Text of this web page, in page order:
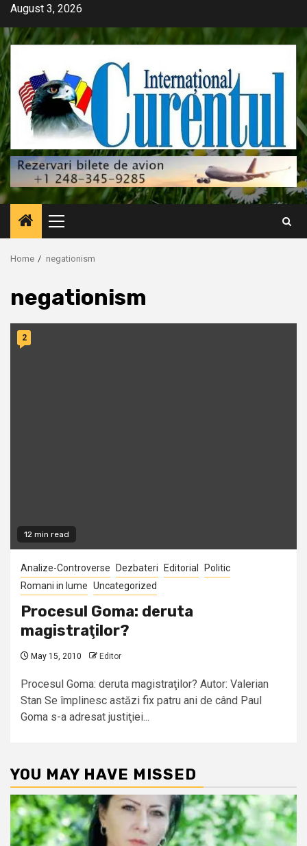
Skip
content
August 3, 2026
Primary
Menu
Home negationism
negationism
12 min read
2
Analize-Controverse Dezbateri Editorial
Politic
Romani in lume Uncategorized
Procesul Goma: deruta
magistraţilor?
May 15, 2010 Editor
Procesul Goma: deruta magistraţilor? Autor: Valerian
Stan Se împlinesc astăzi fix patru ani de când Paul
Goma s-a adresat justiţiei...
YOU MAY HAVE MISSED